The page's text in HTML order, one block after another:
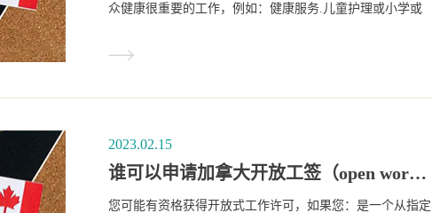
众健康很重要的工作，例如：健康服务.儿童护理或小学或
2023.02.15
谁可以申请加拿大开放工签（open work permit)？
您可能有资格获得开放式工作许可，如果您：是一个从指定